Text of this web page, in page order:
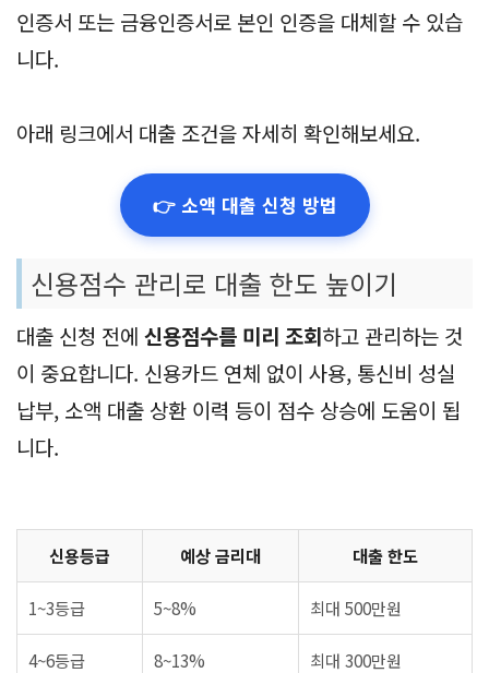
인증서 또는 금융인증서로 본인 인증을 대체할 수 있습
니다.
아래 링크에서 대출 조건을 자세히 확인해보세요.
👉 소액 대출 신청 방법
신용점수 관리로 대출 한도 높이기
대출 신청 전에 신용점수를 미리 조회하고 관리하는 것
이 중요합니다. 신용카드 연체 없이 사용, 통신비 성실
납부, 소액 대출 상환 이력 등이 점수 상승에 도움이 됩
니다.
신용등급 예상 금리대 대출 한도
1~3등급 5~8% 최대 500만원
4~6등급 8~13% 최대 300만원